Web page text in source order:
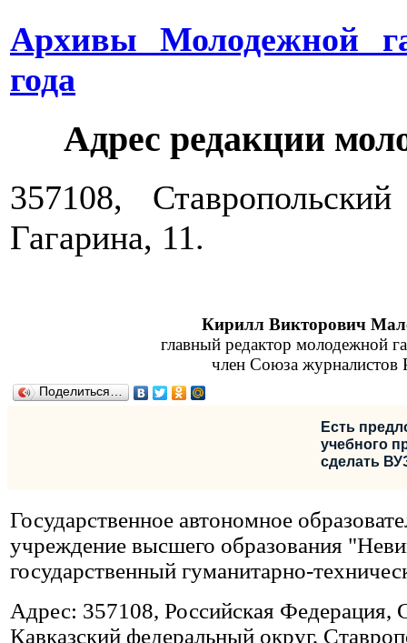
Архивы Молодежной
года
Адрес редакции
357108,
Гагарина, 11.
Кирилл Викторович
главный редактор молодежной
член Союза журналистов
Поделиться…
Есть
учебного
сделать
Государственное автономное
учреждение высшего образования
государственный гуманитарно-
Адрес: 357108, Российская Федерация,
Кавказский федеральный округ,